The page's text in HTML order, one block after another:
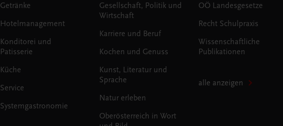
Getränke
Hotelmanagement
Konditorei und
Patisserie
Küche
Service
Systemgastronomie
Gesellschaft, Politik und
Wirtschaft
Karriere und Beruf
Kochen und Genuss
Kunst, Literatur und
Sprache
Natur erleben
Oberösterreich in Wort
OÖ Landesgesetze
Recht Schulpraxis
Wissenschaftliche
Publikationen
alle anzeigen